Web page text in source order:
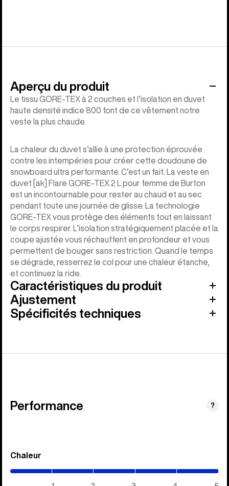
Aperçu du produit
Le tissu GORE-TEX à 2 couches et l’isolation en duvet
haute densité indice 800 font de ce vêtement notre
veste la plus chaude.
La chaleur du duvet s’allie à une protection éprouvée
contre les intempéries pour créer cette doudoune de
snowboard ultra performante. C’est un fait. La veste en
duvet [ak] Flare GORE-TEX 2 L pour femme de Burton
est un incontournable pour rester au chaud et au sec
pendant toute une journée de glisse. La technologie
GORE-TEX vous protège des éléments tout en laissant
le corps respirer. L’isolation stratégiquement placée et la
coupe ajustée vous réchauffent en profondeur et vous
permettent de bouger sans restriction. Quand le temps
se dégrade, resserrez le col pour une chaleur étanche,
et continuez la ride.
Caractéristiques du produit
Ajustement
Spécificités techniques
Performance ?
Chaleur